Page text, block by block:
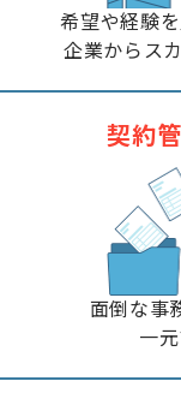
希望や経験
企業からス
契約
面倒な事
一